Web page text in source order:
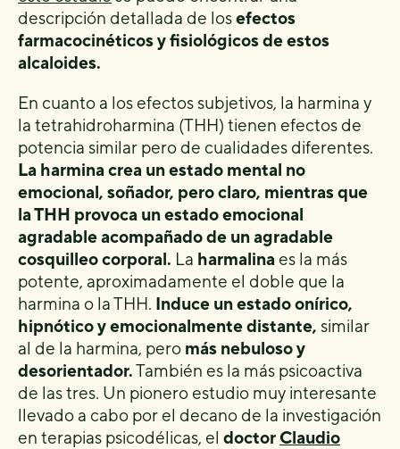
descripción detallada de losefectos
farmacocinéticos y fisiológicos de estos
alcaloides.
En cuanto a los efectos subjetivos, la harmina y
la tetrahidroharmina (THH) tienen efectos de
potencia similar pero de cualidades diferentes.
La harmina crea un estado mental no
emocional, soñador, pero claro, mientras que
la THH provoca un estado emocional
agradable acompañado de un agradable
cosquilleo corporal. La harmalina es la más
potente, aproximadamente el doble que la
harmina o la THH. Induce un estado onírico,
hipnótico y emocionalmente distante, similar
al de la harmina, pero más nebuloso y
desorientador.También es la más psicoactiva
de las tres. Un pionero estudio muy interesante
llevado a cabo por el decano de la investigación
en terapias psicodélicas, el doctor Claudio